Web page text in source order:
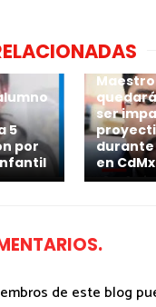
5
por
Maestro
ser
en CdMx
de este blog